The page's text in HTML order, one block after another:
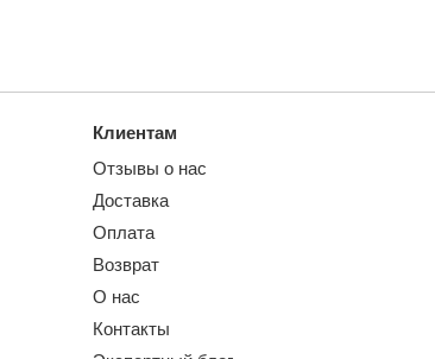
Клиентам
Отзывы о нас
Доставка
Оплата
Возврат
О нас
Контакты